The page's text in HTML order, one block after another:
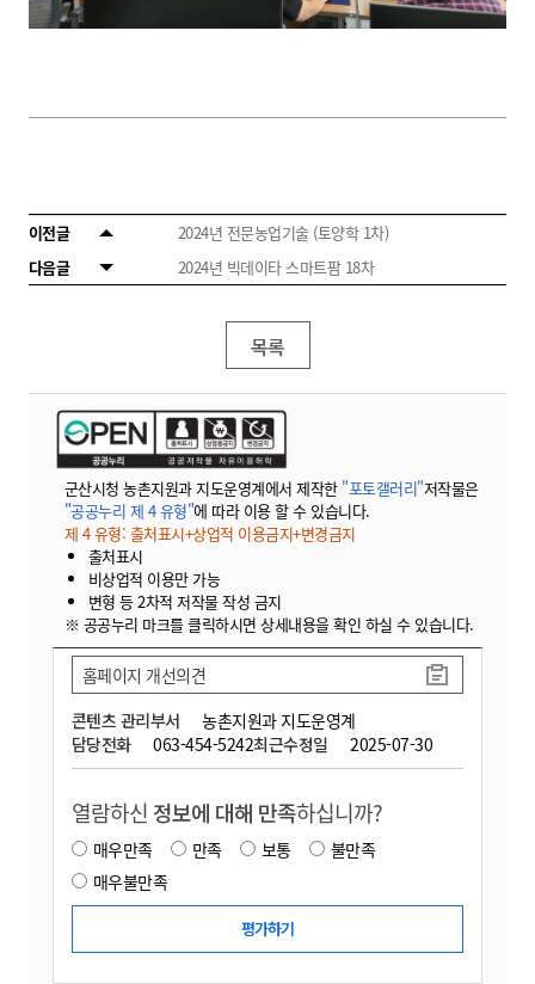
이전글
2024년 전문농업기술 (토양학 1차)
다음글
2024년 빅데이타 스마트팜 18차
목록
군산시청 농촌지원과 지도운영계에서 제작한 "포토갤러리"저작물은
"공공누리 제 4 유형"에 따라 이용 할 수 있습니다.
제 4 유형: 출처표시+상업적 이용금지+변경금지
출처표시
비상업적 이용만 가능
변형 등 2차적 저작물 작성 금지
※ 공공누리 마크를 클릭하시면 상세내용을 확인 하실 수 있습니다.
콘텐츠 관리부서
농촌지원과 지도운영계
담당전화
063-454-5242최근수정일 2025-07-30
홈페이지 개선의견
열람하신 정보에 대해 만족하십니까?
매우만족 만족 보통
불만족
매우불만족